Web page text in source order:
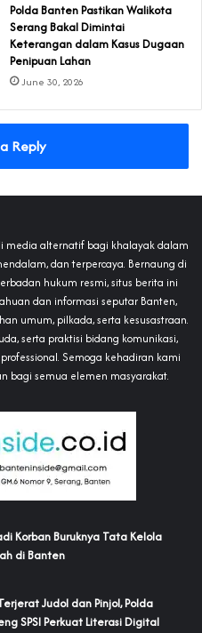
Polda Banten Pastikan Walikota
Serang Bakal Dimintai
Keterangan dalam Kasus Dugaan
Penipuan Lahan
June 30, 2026
Reply
media alternatif bagi khalayak dalam
dan terpercaya. Bernaung di
hukum resmi, situs berita ini
dan informasi seputar Banten,
umum, pilkada, serta kesusastraan.
serta praktisi bidang komunikasi,
Semoga kehadiran kami
bagi semua elemen masyarakat.
Korban Buruknya Tata Kelola
di Banten
Judol dan Pinjol, Polda
SPSI Perkuat Literasi Digital